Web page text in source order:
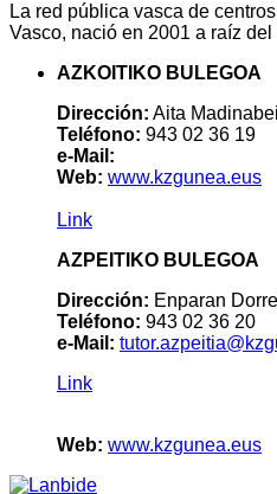
La red pública vasca de
Vasco, nació en 2001 a raíz
AZKOITIKO BULEGOA
Dirección: Aita
Teléfono: 943 02 36 19
e-Mail:
Web: www.kzgunea.eus
Link
AZPEITIKO BULEGOA
Dirección: Enparan
Teléfono: 943 02 36 20
e-Mail:
Link
Web: www.kzgunea.eus